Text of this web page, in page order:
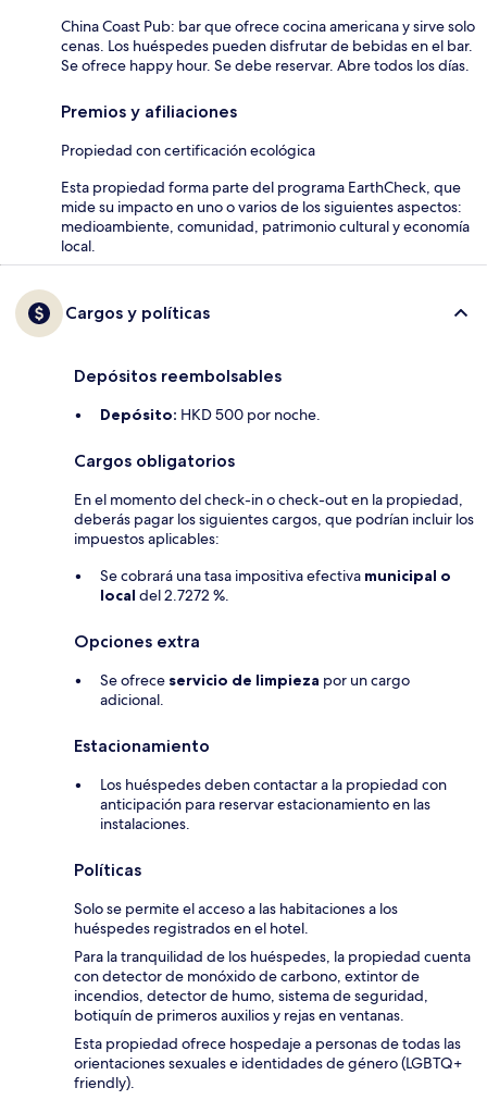
China Coast Pub: bar que ofrece cocina americana y sirve solo
cenas. Los huéspedes pueden disfrutar de bebidas en el bar.
Se ofrece happy hour. Se debe reservar. Abre todos los días.
Premios y afiliaciones
Propiedad con certificación ecológica
Esta propiedad forma parte del programa EarthCheck, que
mide su impacto en uno o varios de los siguientes aspectos:
medioambiente, comunidad, patrimonio cultural y economía
local.
Cargos y políticas
Depósitos reembolsables
Depósito: HKD 500 por noche.
Cargos obligatorios
En el momento del check-in o check-out en la propiedad,
deberás pagar los siguientes cargos, que podrían incluir los
impuestos aplicables:
Se cobrará una tasa impositiva efectiva municipal o
local del 2.7272 %.
Opciones extra
Se ofrece servicio de limpieza por un cargo
adicional.
Estacionamiento
Los huéspedes deben contactar a la propiedad con
anticipación para reservar estacionamiento en las
instalaciones.
Políticas
Solo se permite el acceso a las habitaciones a los
huéspedes registrados en el hotel.
Para la tranquilidad de los huéspedes, la propiedad cuenta
con detector de monóxido de carbono, extintor de
incendios, detector de humo, sistema de seguridad,
botiquín de primeros auxilios y rejas en ventanas.
Esta propiedad ofrece hospedaje a personas de todas las
orientaciones sexuales e identidades de género (LGBTQ+
friendly).